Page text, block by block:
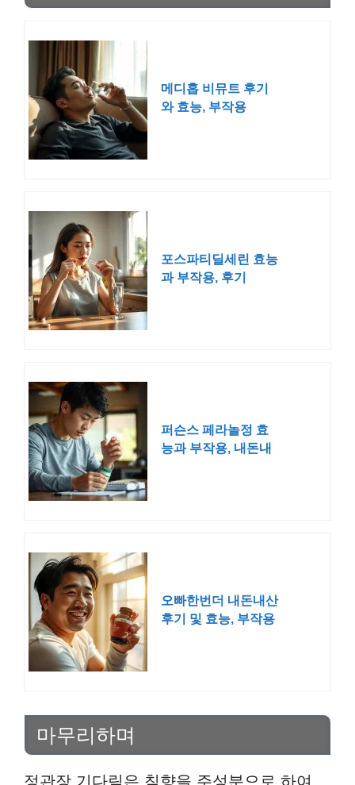
메디홉 비뮤트 후기
와 효능, 부작용
포스파티딜세린 효능
과 부작용, 후기
퍼슨스 페라놀정 효
능과 부작용, 내돈내
오빠한번더 내돈내산
후기 및 효능, 부작용
마무리하며
정관장 기다림은 침향을 주성분으로 하여